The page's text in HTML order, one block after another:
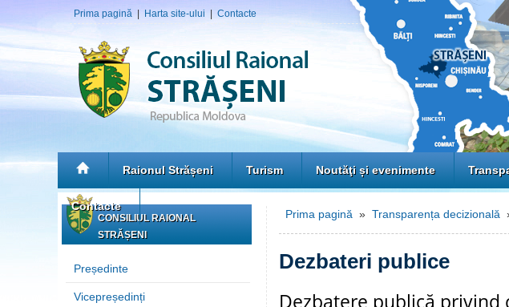
Prima pagină Harta site-ului Contacte
Raionul Strășeni Turism Noutăţi și evenimente
Contacte
CONSILIUL RAIONAL
STRĂȘENI
Președinte
Vicepreședinți
Prima pagină » Transparența decizională
Dezbateri publice
Dezbatere publică